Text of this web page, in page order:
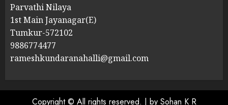
Parvathi Nilaya
1st Main Jayanagar(E)
Tumkur-572102
9886774477
rameshkundaranahalli@gmail.com
Copyright © All rights reserved. | by Sohan K R